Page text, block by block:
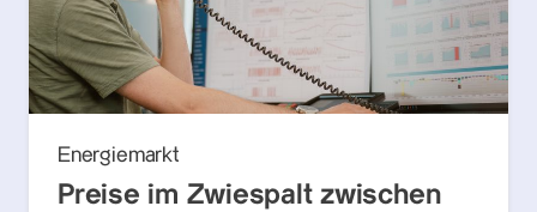
Energiemarkt
Preise im Zwiespalt zwischen